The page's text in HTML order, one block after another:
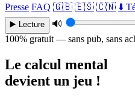
Presse FAQ 🇬🇧 🇪🇸 🇨🇳 ⬇️
▶️ Lecture
🔊
100% gratuit — sans pub, sans
Le calcul mental
devient un jeu !